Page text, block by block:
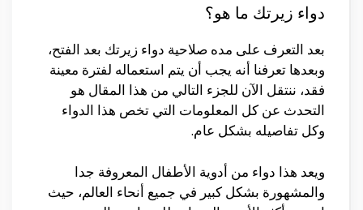
دواء زيرتك ما هو؟
بعد التعرف على مده صلاحية دواء زيرتك بعد الفتح،
وبعدها تعرفنا أنه يجب أن يتم استعماله لفترة معينة
فقد، ننتقل الآن للجزء التالي من هذا المقال هو
التحدث عن كل المعلومات التي تخص هذا الدواء
وكل تفاصيله بشكل عام.
ويعد هذا دواء من أدوية الأطفال المعروفة جدا
والمشهورة بشكل كبير في جميع أنحاء العالم، حيث